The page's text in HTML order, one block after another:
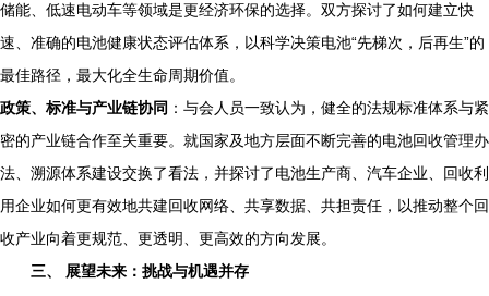
储能、低速电动车等领域是更经济环保的选择。双方探讨了如何建立快
速、准确的电池健康状态评估体系，以科学决策电池“先梯次，后再生”的
最佳路径，最大化全生命周期价值。
政策、标准与产业链协同 ：与会人员一致认为，健全的法规标准体系与紧
密的产业链合作至关重要。就国家及地方层面不断完善的电池回收管理办
法、溯源体系建设交换了看法，并探讨了电池生产商、汽车企业、回收利
用企业如何更有效地共建回收网络、共享数据、共担责任，以推动整个回
收产业向着更规范、更透明、更高效的方向发展。
三、 展望未来：挑战与机遇并存